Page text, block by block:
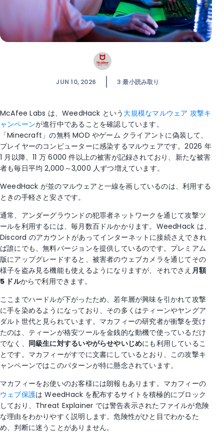
JUN 10, 2026 3 最小読み取り
McAfee Labs は、WeedHack という 大規模なマルウェア 攻撃キ
ャンペーンが進行中であることを確認しています。
「Minecraft」の無料 MOD やゲーム クライアントに偽装して、
プレイヤーのコンピューターに感染するマルウェアです。2026 年
1 月以降、11 万 6000 件以上の被害が記録されており、新たな被害
者も毎日平均 2,000～3,000 人ずつ増えています。
WeedHack が並のマルウェアと一線を画しているのは、利用する
ときの手軽さと安さです。
通常、アンダーグラウンドの犯罪者ネットワークを通じて攻撃ツ
ールを利用するには、毎月数百ドルかかります。WeedHack は、
Discord のアカウントがあってインターネットに接続さえできれ
ば誰にでも、無料バージョンを提供しているのです。プレミアム
版にアップグレードすると、被害者のウェブカメラを通じてその
様子を盗み見る機能も使えるようになりますが、それでさえ 月額
5 ドルからで利用できます。
ここまでハードルが下がったため、若年層が興味を引かれて攻撃
に手を染めるようになっており、その多くはティーンやヤングア
ダルト世代と見られています。マカフィーの研究者が衝撃を受け
たのは、ティーンが格安ツールを金銭的な動機で使っているだけ
でなく、 同級生に対するいやがらせやいじめにも利用しているこ
とです。マカフィーがすでに文書にしているとおり、この攻撃キ
ャンペーンではこのパターンが特に懸念されています。
マカフィーをお使いのお客様には朗報もあります。マカフィーの
ウェブ保護は WeedHack を配布するサイトを積極的にブロック
しており、Threat Explainer では警告表示されたファイルが危険
な理由をわかりやすく説明します。危険性がひと目でわかるた
め、判断に迷うことがありません。